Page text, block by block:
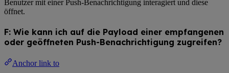
Benutzer mit einer Push-Benachrichtigung interagiert und diese
öffnet.
F: Wie kann ich auf die Payload einer empfangenen
oder geöffneten Push-Benachrichtigung zugreifen?
Anchor link to